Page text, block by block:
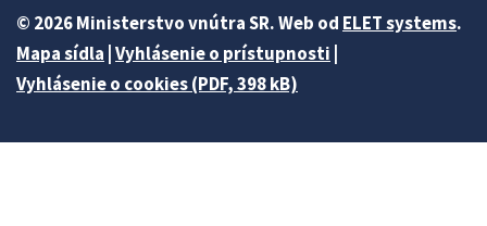
© 2026 Ministerstvo vnútra SR. Web od ELET systems.
Mapa sídla Vyhlásenie o prístupnosti
Vyhlásenie o cookies (PDF, 398 kB)